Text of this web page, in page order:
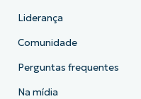
Liderança
Comunidade
Perguntas frequentes
Na mídia